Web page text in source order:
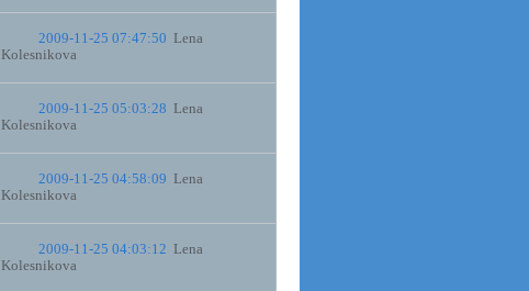
2009-11-25 07:47:50 Lena
Kolesnikova
2009-11-25 05:03:28 Lena
Kolesnikova
2009-11-25 04:58:09 Lena
Kolesnikova
2009-11-25 04:03:12 Lena
Kolesnikova